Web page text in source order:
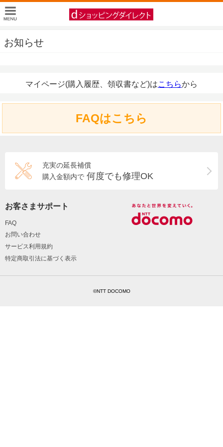
お知らせ
マイページ(購入履歴、領収書など)はこちらから
FAQはこちら
充実の延長補償
購入金額内で 何度でも修理OK
お客さまサポート
FAQ
お問い合わせ
サービス利用規約
特定商取引法に基づく表示
©NTT DOCOMO